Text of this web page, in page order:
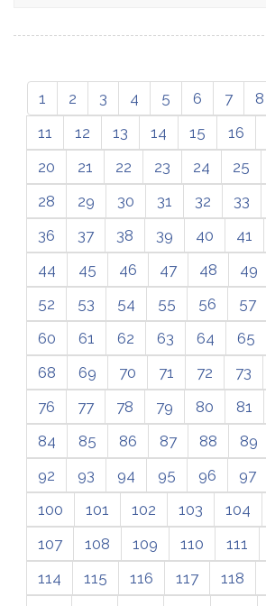
1 2 3 4 5 6 7 8
11
12 13 14 15 16
20
21 22 23 24 25
28
29 30 31 32 33
36
37 38 39 40 41
44
45 46 47 48 49
52
53 54 55 56 57
60
61 62 63 64 65
68
69 70 71 72 73
76
77 78 79 80 81
84
85 86 87 88 89
92
93 94 95 96 97
100
101 102 103 104
107
108 109 110 111
114
115 116 117 118